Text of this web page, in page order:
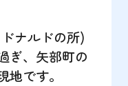
ナルドの所)
ぎ、矢部町の
です。